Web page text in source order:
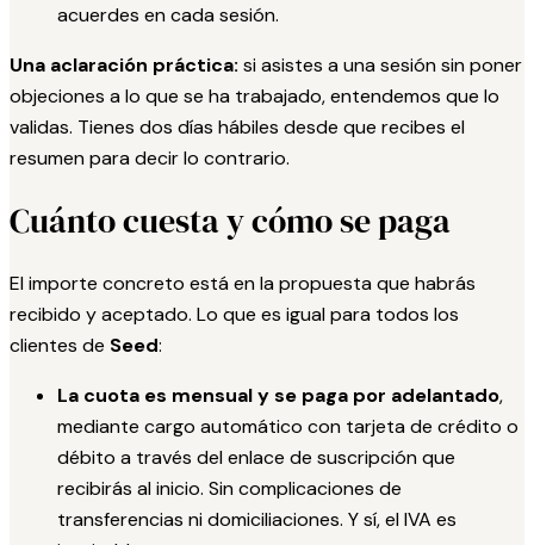
acuerdes en cada sesión.
Una aclaración práctica: si asistes a una sesión sin poner
objeciones a lo que se ha trabajado, entendemos que lo
validas. Tienes dos días hábiles desde que recibes el
resumen para decir lo contrario.
Cuánto cuesta y cómo se paga
El importe concreto está en la propuesta que habrás
recibido y aceptado. Lo que es igual para todos los
clientes de Seed:
La cuota es mensual y se paga por adelantado,
mediante cargo automático con tarjeta de crédito o
débito a través del enlace de suscripción que
recibirás al inicio. Sin complicaciones de
transferencias ni domiciliaciones. Y sí, el IVA es